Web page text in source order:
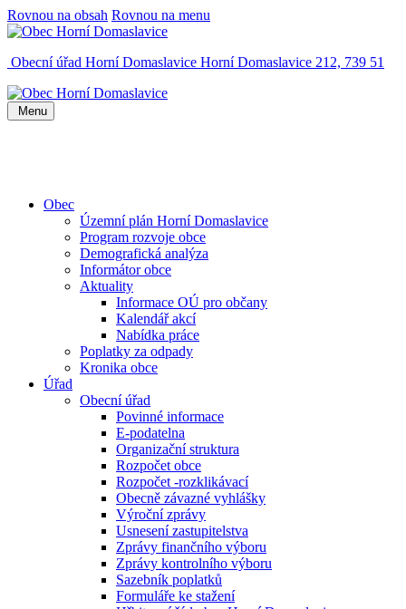
Rovnou na obsah Rovnou na menu
Obecní úřad Horní Domaslavice Horní Domaslavice 212, 739 51
Menu
Obec
Územní plán Horní Domaslavice
Program rozvoje obce
Demografická analýza
Informátor obce
Aktuality
Informace OÚ pro občany
Kalendář akcí
Nabídka práce
Poplatky za odpady
Kronika obce
Úřad
Obecní úřad
Povinné informace
E-podatelna
Organizační struktura
Rozpočet obce
Rozpočet -rozklikávací
Obecně závazné vyhlášky
Výroční zprávy
Usnesení zastupitelstva
Zprávy finančního výboru
Zprávy kontrolního výboru
Sazebník poplatků
Formuláře ke stažení